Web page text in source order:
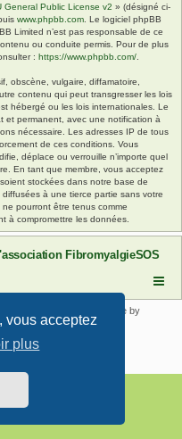
vous acceptez
plus
General Public License v2 » (désigné ci-
www.phpbb.com . Le logiciel phpBB
Limited n’est pas responsable de ce
ou conduite permis. Pour de plus
: https://www.phpbb.com/
obscène, vulgaire, diffamatoire,
contenu qui peut transgresser les lois
hébergé ou les lois internationales. Le
et permanent, avec une notification à
nécessaire. Les adresses IP de tous
de ces conditions. Vous
déplace ou verrouille n’importe quel
En tant que membre, vous acceptez
stockées dans notre base de
à une tierce partie sans votre
pourront être tenus comme
à compromettre les données.
FibromyalgieSOS
phpBB Limited | SE Square by
fr.com